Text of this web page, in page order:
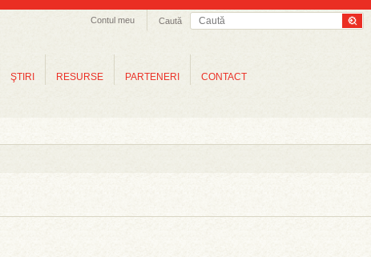
Caută
Contul meu
ŞTIRI RESURSE PARTENERI CONTACT